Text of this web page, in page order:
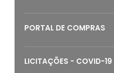
PORTAL DE COMPRAS
LICITAÇÕES - COVID-19